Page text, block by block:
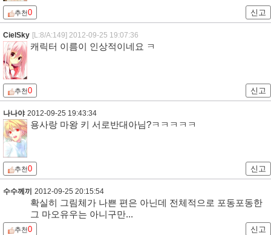
추천0 신고
CielSky [L:8/A:149] 2012-09-25 19:07:36
캐릭터 이름이 인상적이네요 ㅋ
추천0 신고
나나야 2012-09-25 19:43:34
용사랑 마왕 키 서로반대아님?ㅋㅋㅋㅋㅋ
추천0 신고
수수께끼 2012-09-25 20:15:54
확실히 그림체가 나쁜 편은 아닌데 전체적으로 포동포동한
그 마오유우는 아니구만...
추천0 신고